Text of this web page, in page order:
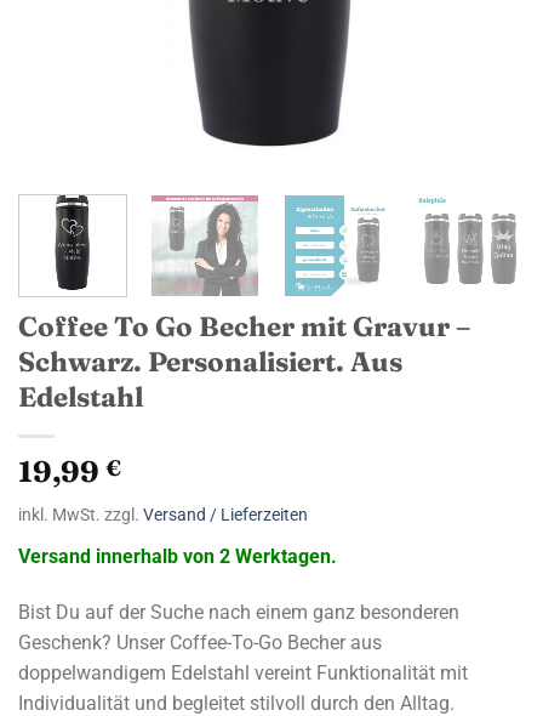
Coffee To Go Becher mit Gravur –
Schwarz. Personalisiert. Aus
Edelstahl
19,99 €
inkl. MwSt. zzgl. Versand / Lieferzeiten
Versand innerhalb von 2 Werktagen.
Bist Du auf der Suche nach einem ganz besonderen
Geschenk? Unser Coffee-To-Go Becher aus
doppelwandigem Edelstahl vereint Funktionalität mit
Individualität und begleitet stilvoll durch den Alltag.